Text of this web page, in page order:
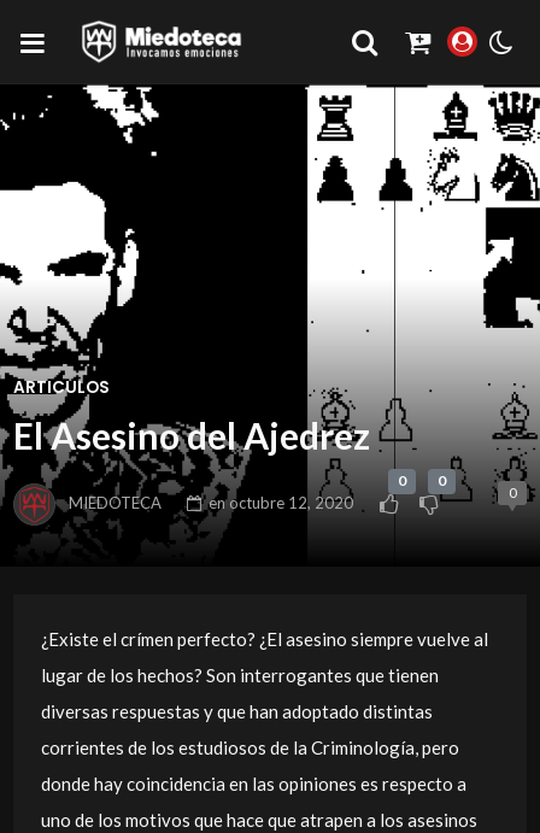
ARTICULOS
El Asesino del Ajedrez
MIEDOTECA enoctubre 12, 2020
0 0
0
¿Existe el crímen perfecto? ¿El asesino siempre vuelve al
lugar de los hechos? Son interrogantes que tienen
diversas respuestas y que han adoptado distintas
corrientes de los estudiosos de la Criminología, pero
donde hay coincidencia en las opiniones es respecto a
uno de los motivos que hace que atrapen a los asesinos